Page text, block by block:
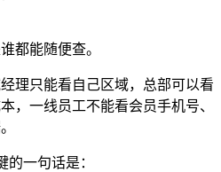
都能随便查。
理只能看自己区域，总部可以看
，一线员工不能看会员手机号、
一句话是：